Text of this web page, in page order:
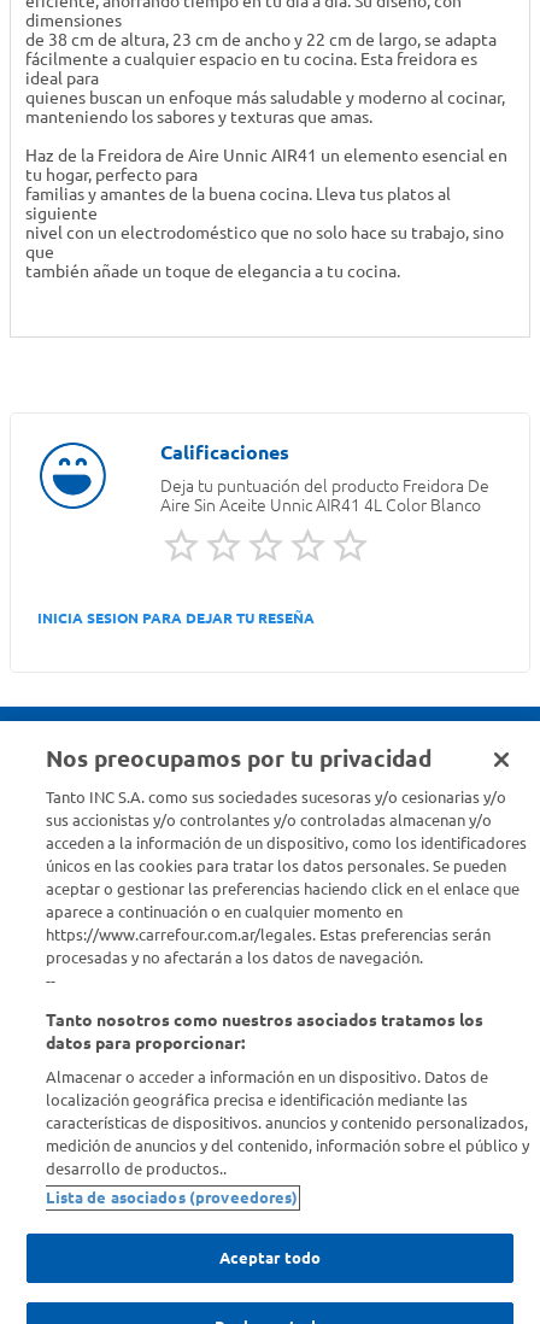
dimensiones
de 38 cm de altura, 23 cm de ancho y 22 cm de largo, se adapta
fácilmente a cualquier espacio en tu cocina. Esta freidora es
ideal para
quienes buscan un enfoque más saludable y moderno al cocinar,
manteniendo los sabores y texturas que amas.
Haz de la Freidora de Aire Unnic AIR41 un elemento esencial en
tu hogar, perfecto para
familias y amantes de la buena cocina. Lleva tus platos al
siguiente
nivel con un electrodoméstico que no solo hace su trabajo, sino
que
también añade un toque de elegancia a tu cocina.
Deja tu puntuación del producto Freidora De
Aire Sin Aceite Unnic AIR41 4L Color Blanco
INICIA SESION PARA DEJAR TU RESEÑA
Estamos para ayudarte
¿Tenés una consulta? Comunicate con nosotros acá
Descubrí Carrefour
Conocenos
Info útil
Comprá Online
Nos preocupamos por tu privacidad
Tanto INC S.A. como sus sociedades sucesoras y/o cesionarias y/o
sus accionistas y/o controlantes y/o controladas almacenan y/o
acceden a la información de un dispositivo, como los identificadores
únicos en las cookies para tratar los datos personales. Se pueden
aceptar o gestionar las preferencias haciendo click en el enlace que
aparece a continuación o en cualquier momento en
https://www.carrefour.com.ar/legales. Estas preferencias serán
procesadas y no afectarán a los datos de navegación.
--
Tanto nosotros como nuestros asociados tratamos los
datos para proporcionar:
Almacenar o acceder a información en un dispositivo. Datos de
localización geográfica precisa e identificación mediante las
características de dispositivos. anuncios y contenido personalizados,
medición de anuncios y del contenido, información sobre el público y
desarrollo de productos..
Lista de asociados (proveedores)
Aceptar todo